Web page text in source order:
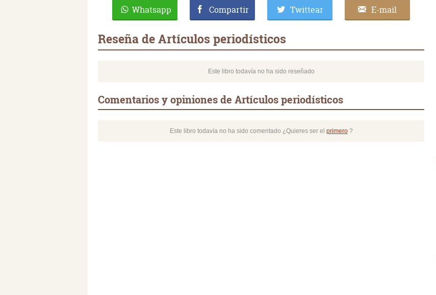
Whatsapp Compartir Twittear E-mail
Reseña de Artículos periodísticos
Este libro todavía no ha sido reseñado
Comentarios y opiniones de Artículos periodísticos
Este libro todavía no ha sido comentado ¿Quieres ser el primero?